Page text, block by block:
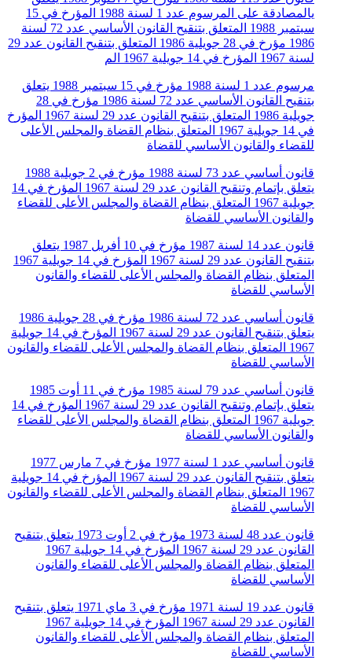
يالمصادقة على المرسوم عدد 1 لسنة 1988 المؤرخ في 15
سبتمبر 1988 المتعلق بتنقيح القانون الأساسي عدد 72 لسنة
1986 مؤرخ في 28 جويلية 1986 المتعلق بتنقيح القانون عدد 29
لسنة 1967 المؤرخ في 14 جويلية 1967 الم
مرسوم عدد 1 لسنة 1988 مؤرخ في 15 سبتمبر 1988 يتعلق
بتنقيح القانون الأساسي عدد 72 لسنة 1986 مؤرخ في 28
جويلية 1986 المتعلق بتنقيح القانون عدد 29 لسنة 1967 المؤرخ
في 14 جويلية 1967 المتعلق بنظام القضاة والمجلس الأعلى
للقضاء والقانون الأساسي للقضاة
قانون أساسي عدد 73 لسنة 1988 مؤرخ في 2 جويلية 1988
يتعلق بإتمام وتنقيح القانون عدد 29 لسنة 1967 المؤرخ في 14
جويلية 1967 المتعلق بنظام القضاة والمجلس الأعلى للقضاء
والقانون الأساسي للقضاة
قانون عدد 14 لسنة 1987 مؤرخ في 10 أفريل 1987 يتعلق
بتنقيح القانون عدد 29 لسنة 1967 المؤرخ في 14 جويلية 1967
المتعلق بنظام القضاة والمجلس الأعلى للقضاء والقانون
الأساسي للقضاة
قانون أساسي عدد 72 لسنة 1986 مؤرخ في 28 جويلية 1986
يتعلق بتنقيح القانون عدد 29 لسنة 1967 المؤرخ في 14 جويلية
1967 المتعلق بنظام القضاة والمجلس الأعلى للقضاء والقانون
الأساسي للقضاة
قانون أساسي عدد 79 لسنة 1985 مؤرخ في 11 أوت 1985
يتعلق بإتمام وتنقيح القانون عدد 29 لسنة 1967 المؤرخ في 14
جويلية 1967 المتعلق بنظام القضاة والمجلس الأعلى للقضاء
والقانون الأساسي للقضاة
قانون أساسي عدد 1 لسنة 1977 مؤرخ في 7 مارس 1977
يتعلق بتنقيح القانون عدد 29 لسنة 1967 المؤرخ في 14 جويلية
1967 المتعلق بنظام القضاة والمجلس الأعلى للقضاء والقانون
الأساسي للقضاة
قانون عدد 48 لسنة 1973 مؤرخ في 2 أوت 1973 يتعلق بتنقيح
القانون عدد 29 لسنة 1967 المؤرخ في 14 جويلية 1967
المتعلق بنظام القضاة والمجلس الأعلى للقضاء والقانون
الأساسي للقضاة
قانون عدد 19 لسنة 1971 مؤرخ في 3 ماي 1971 يتعلق بتنقيح
القانون عدد 29 لسنة 1967 المؤرخ في 14 جويلية 1967
المتعلق بنظام القضاة والمجلس الأعلى للقضاء والقانون
الأساسي للقضاة